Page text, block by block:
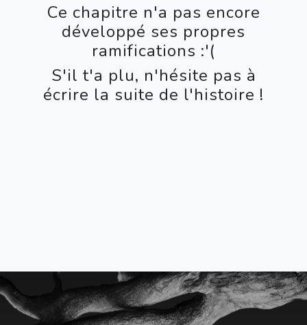
Ce chapitre n'a pas encore
développé ses propres
ramifications :'(
S'il t'a plu, n'hésite pas à
écrire la suite de l'histoire !